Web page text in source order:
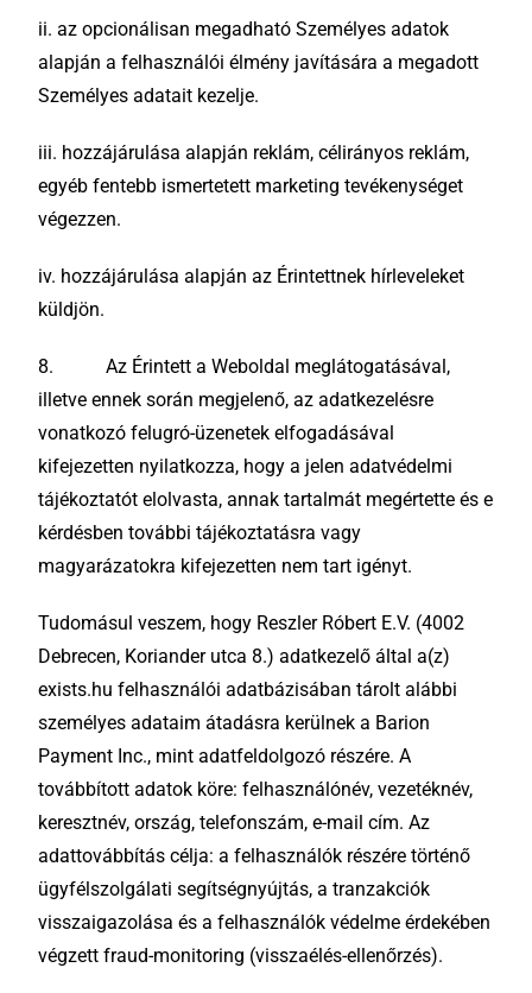
ii. az opcionálisan megadható Személyes adatok
alapján a felhasználói élmény javítására a megadott
Személyes adatait kezelje.
iii. hozzájárulása alapján reklám, célirányos reklám,
egyéb fentebb ismertetett marketing tevékenységet
végezzen.
iv. hozzájárulása alapján az Érintettnek hírleveleket
küldjön.
8. Az Érintett a Weboldal meglátogatásával,
illetve ennek során megjelenő, az adatkezelésre
vonatkozó felugró-üzenetek elfogadásával
kifejezetten nyilatkozza, hogy a jelen adatvédelmi
tájékoztatót elolvasta, annak tartalmát megértette és e
kérdésben további tájékoztatásra vagy
magyarázatokra kifejezetten nem tart igényt.
Tudomásul veszem, hogy Reszler Róbert E.V. (4002
Debrecen, Koriander utca 8.) adatkezelő által a(z)
exists.hu felhasználói adatbázisában tárolt alábbi
személyes adataim átadásra kerülnek a Barion
Payment Inc., mint adatfeldolgozó részére. A
továbbított adatok köre: felhasználónév, vezetéknév,
keresztnév, ország, telefonszám, e-mail cím. Az
adattovábbítás célja: a felhasználók részére történő
ügyfélszolgálati segítségnyújtás, a tranzakciók
visszaigazolása és a felhasználók védelme érdekében
végzett fraud-monitoring (visszaélés-ellenőrzés).